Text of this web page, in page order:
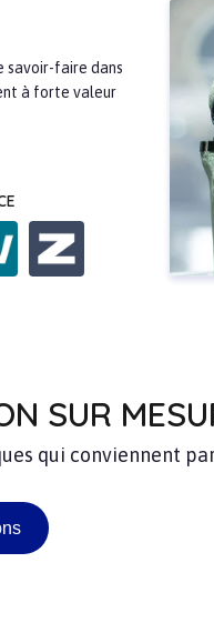
savoir-faire dans
à forte valeur
SUR
qui conviennent